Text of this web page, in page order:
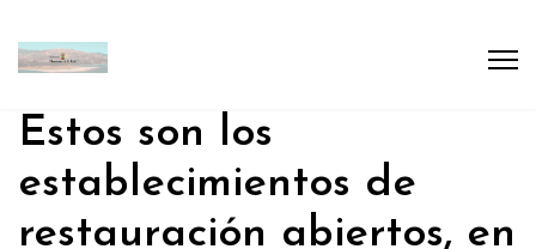
Estos son los
establecimientos de
restauración abiertos, en